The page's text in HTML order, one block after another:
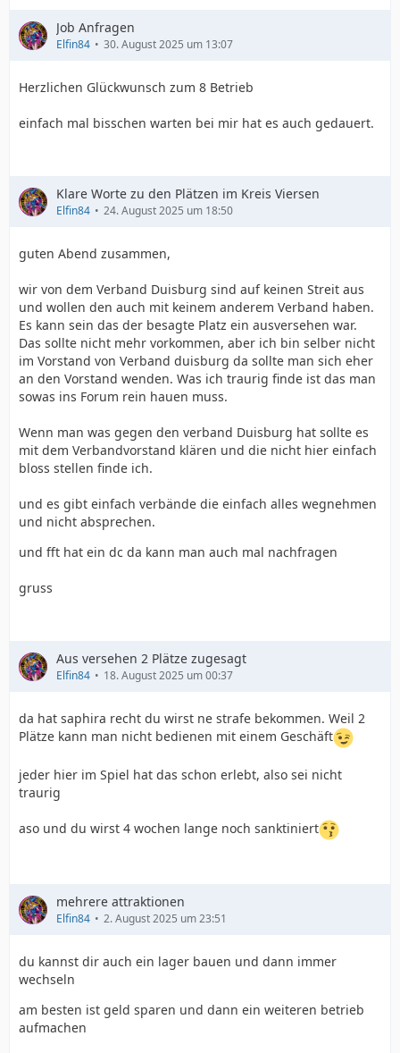
Job Anfragen
Elfin84 30. August 2025 um 13:07
Herzlichen Glückwunsch zum 8 Betrieb
einfach mal bisschen warten bei mir hat es auch gedauert.
Klare Worte zu den Plätzen im Kreis Viersen
Elfin84 24. August 2025 um 18:50
guten Abend zusammen,
wir von dem Verband Duisburg sind auf keinen Streit aus
und wollen den auch mit keinem anderem Verband haben.
Es kann sein das der besagte Platz ein ausversehen war.
Das sollte nicht mehr vorkommen, aber ich bin selber nicht
im Vorstand von Verband duisburg da sollte man sich eher
an den Vorstand wenden. Was ich traurig finde ist das man
sowas ins Forum rein hauen muss.
Wenn man was gegen den verband Duisburg hat sollte es
mit dem Verbandvorstand klären und die nicht hier einfach
bloss stellen finde ich.
und es gibt einfach verbände die einfach alles wegnehmen
und nicht absprechen.
und fft hat ein dc da kann man auch mal nachfragen
gruss
Aus versehen 2 Plätze zugesagt
Elfin84 18. August 2025 um 00:37
da hat saphira recht du wirst ne strafe bekommen. Weil 2
Plätze kann man nicht bedienen mit einem Geschäft
jeder hier im Spiel hat das schon erlebt, also sei nicht
traurig
aso und du wirst 4 wochen lange noch sanktiniert
mehrere attraktionen
Elfin84 2. August 2025 um 23:51
du kannst dir auch ein lager bauen und dann immer
wechseln
am besten ist geld sparen und dann ein weiteren betrieb
aufmachen